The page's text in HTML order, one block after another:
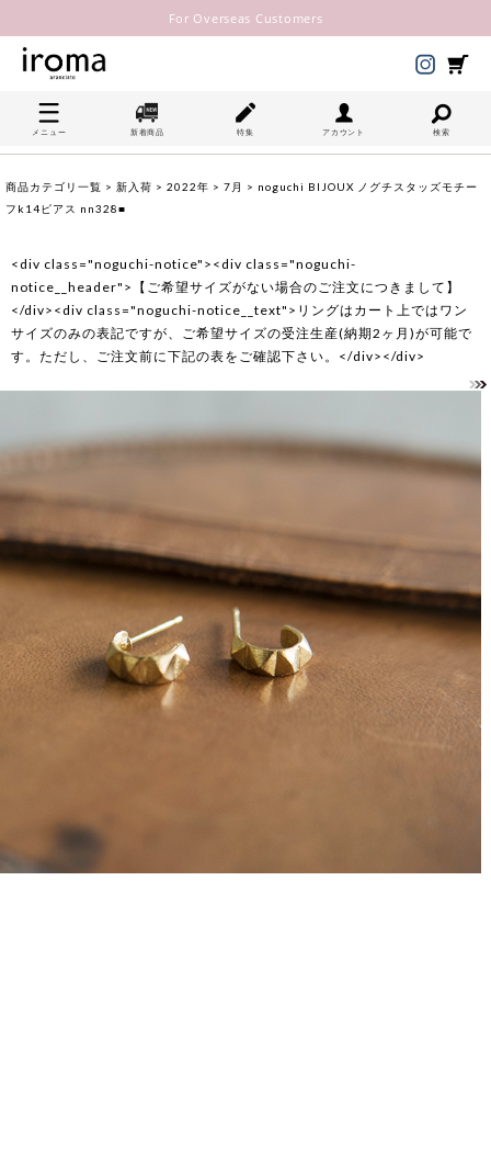
For Overseas Customers
メニュー 新着商品 特集 アカウント 検索
商品カテゴリ一覧 > 新入荷 > 2022年 > 7月 > noguchi BIJOUX ノグチスタッズモチー
フk14ピアス nn328■
<div class="noguchi-notice"><div class="noguchi-
notice__header">【ご希望サイズがない場合のご注文につきまして】
</div><div class="noguchi-notice__text">リングはカート上ではワン
サイズのみの表記ですが、ご希望サイズの受注生産(納期2ヶ月)が可能で
す。ただし、ご注文前に下記の表をご確認下さい。</div></div>